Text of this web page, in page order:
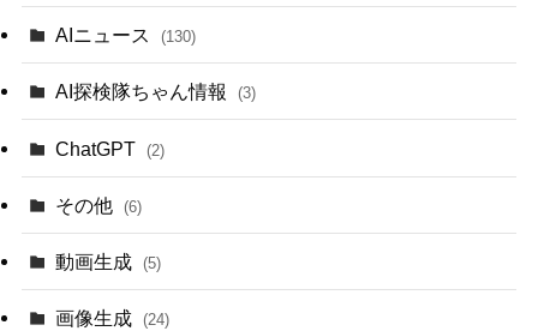
AIニュース (130)
AI探検隊ちゃん情報 (3)
ChatGPT (2)
その他 (6)
動画生成 (5)
画像生成 (24)